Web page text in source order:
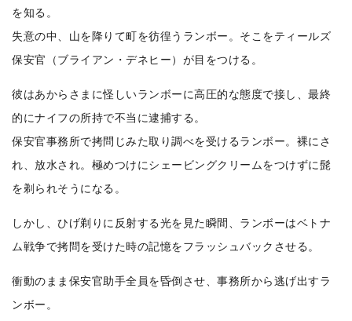
を知る。
失意の中、山を降りて町を彷徨うランボー。そこをティールズ
保安官（ブライアン・デネヒー）が目をつける。
彼はあからさまに怪しいランボーに高圧的な態度で接し、最終
的にナイフの所持で不当に逮捕する。
保安官事務所で拷問じみた取り調べを受けるランボー。裸にさ
れ、放水され。極めつけにシェービングクリームをつけずに髭
を剃られそうになる。
しかし、ひげ剃りに反射する光を見た瞬間、ランボーはベトナ
ム戦争で拷問を受けた時の記憶をフラッシュバックさせる。
衝動のまま保安官助手全員を昏倒させ、事務所から逃げ出すラ
ンボー。